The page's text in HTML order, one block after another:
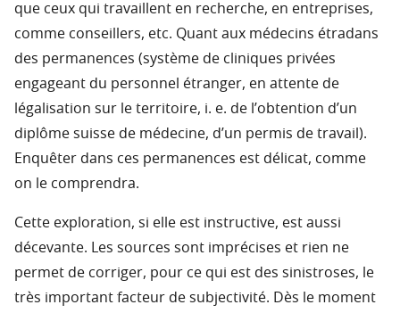
que ceux qui travaillent en recherche, en entreprises,
comme conseillers, etc. Quant aux médecins étradans
des permanences (système de cliniques privées
engageant du personnel étranger, en attente de
légalisation sur le territoire, i. e. de l’obtention d’un
diplôme suisse de médecine, d’un permis de travail).
Enquêter dans ces permanences est délicat, comme
on le comprendra.
Cette exploration, si elle est instructive, est aussi
décevante. Les sources sont imprécises et rien ne
permet de corriger, pour ce qui est des sinistroses, le
très important facteur de subjectivité. Dès le moment